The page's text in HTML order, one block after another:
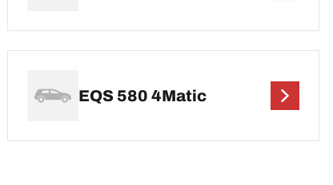
EQS 580 4Matic